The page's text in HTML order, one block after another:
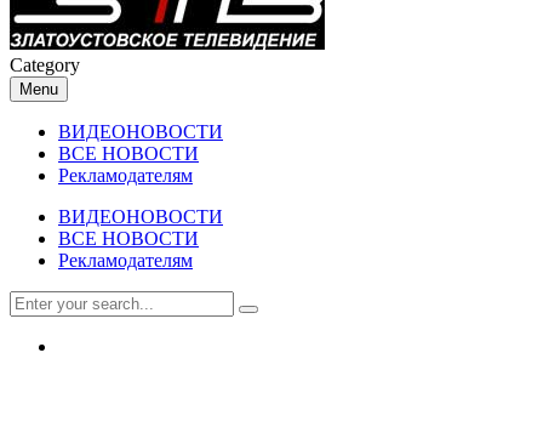
Category
Menu
ВИДЕОНОВОСТИ
ВСЕ НОВОСТИ
Рекламодателям
ВИДЕОНОВОСТИ
ВСЕ НОВОСТИ
Рекламодателям